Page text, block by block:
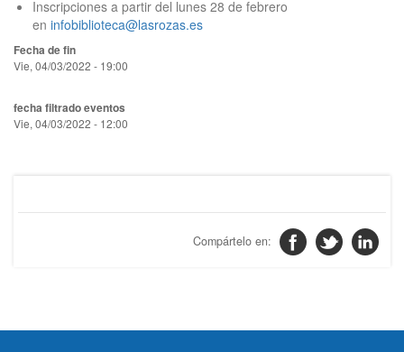
Inscripciones a partir del lunes 28 de febrero
en infobiblioteca@lasrozas.es
Fecha de fin
Vie, 04/03/2022 - 19:00
fecha filtrado eventos
Vie, 04/03/2022 - 12:00